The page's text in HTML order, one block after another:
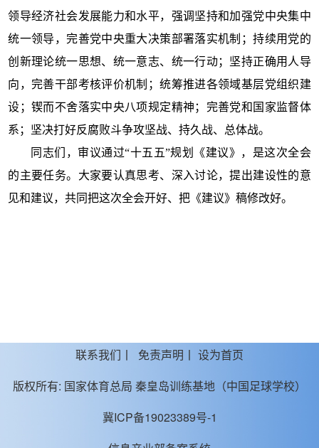
领导经济社会发展能力和水平，强调坚持和加强党中央集中
统一领导，完善党中央重大决策部署落实机制；持续用党的
创新理论统一思想、统一意志、统一行动；坚持正确用人导
向，完善干部考核评价机制；统筹推进各领域基层党组织建
设；锲而不舍落实中央八项规定精神；完善党和国家监督体
系；坚决打好反腐败斗争攻坚战、持久战、总体战。
同志们，审议通过“十五五”规划《建议》，是这次全会
的主要任务。大家要认真思考、深入讨论，提出建设性的意
见和建议，共同把这次全会开好、把《建议》稿修改好。
联系我们 丨 免责声明 丨 设为首页
版权所有: 国家体育总局 秦皇岛训练基地（中国足球学校）
冀ICP备19023389号-1